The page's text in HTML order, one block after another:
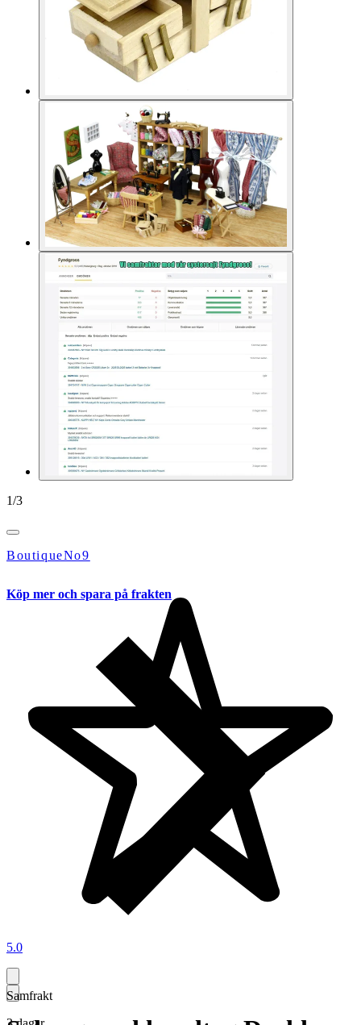
1/3
BoutiqueNo9
5.0
Köp mer och spara på frakten
Samfrakt